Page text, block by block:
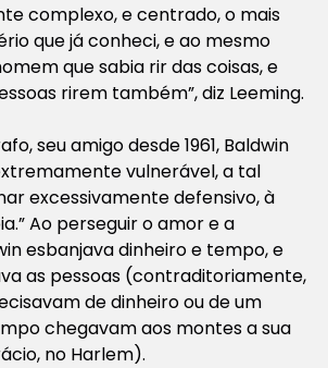
complexo, e centrado, o mais
que já conheci, e ao mesmo
que sabia rir das coisas, e
rirem também”, diz Leeming.
seu amigo desde 1961, Baldwin
vulnerável, a tal
excessivamente defensivo, à
Ao perseguir o amor e a
esbanjava dinheiro e tempo, e
as pessoas (contraditoriamente,
de dinheiro ou de um
chegavam aos montes a sua
no Harlem).